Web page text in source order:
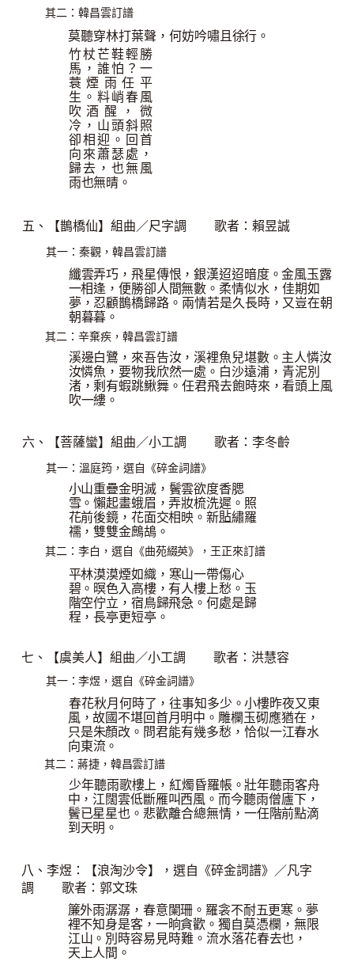
其二 ：韓昌雲訂譜
莫聽穿林打葉聲，何妨吟嘯且徐行。
竹杖芒鞋輕勝
馬，誰怕？一
蓑煙雨任平
生。料峭春風
吹酒醒，微
冷，山頭斜照
卻相迎。 回首
向來蕭瑟處，
歸去，也無風
雨也無晴。
五、【鵲橋仙】組曲／尺字調 歌者：賴昱誠
其一 ：秦觀，韓昌雲訂譜
纖雲弄巧，飛星傳恨，銀漢迢迢暗度。金風玉露
一相逢，便勝卻人間無數。 柔情似水，佳期如
夢，忍顧鵲橋歸路。兩情若是久長時，又豈在朝
朝暮暮。
其二 ：辛棄疾，韓昌雲訂譜
溪邊白鷺，來吾告汝，溪裡魚兒堪數。主人憐汝
汝憐魚，要物我欣然一處。 白沙遠浦，青泥別
渚，剩有蝦跳鰍舞。任君飛去飽時來，看頭上風
吹一縷。
六、【菩薩蠻】組曲／小工調 歌者：李冬齡
其一 ：溫庭筠，選自《碎金詞譜》
小山重疊金明滅，鬢雲欲度香腮
雪。懶起畫蛾眉，弄妝梳洗遲。照
花前後鏡，花面交相映。新貼繡羅
襦，雙雙金鷓鴣。
其二 ：李白，選自《曲苑綴英》，王正來訂譜
平林漠漠煙如織，寒山一帶傷心
碧。暝色入高樓，有人樓上愁。玉
階空佇立，宿鳥歸飛急。何處是歸
程，長亭更短亭。
七、【虞美人】組曲／小工調 歌者：洪慧容
其一：李煜，選自《碎金詞譜》
春花秋月何時了，往事知多少。小樓昨夜又東
風，故國不堪回首月明中。 雕欄玉砌應猶在，
只是朱顏改。問君能有幾多愁，恰似一江春水
向東流。
其二 ：蔣捷，韓昌雲訂譜
少年聽雨歌樓上，紅燭昏羅帳。壯年聽雨客舟
中，江闊雲低斷雁叫西風。 而今聽雨僧廬下，
鬢已星星也。悲歡離合總無情，一任階前點滴
到天明。
八、李煜：【浪淘沙令】，選自《碎金詞譜》／凡字
調
歌者：郭文珠
簾外雨潺潺，春意闌珊。羅衾不耐五更寒。夢
裡不知身是客，一晌貪歡。獨自莫憑欄，無限
江山。別時容易見時難。流水落花春去也，
天上人間。